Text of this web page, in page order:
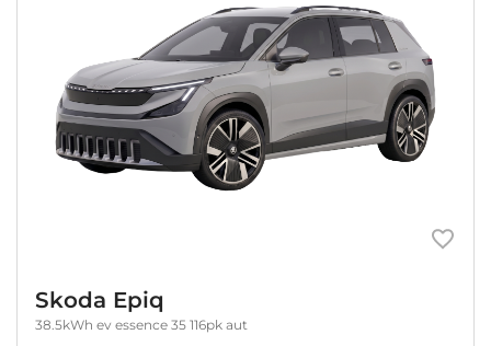
Skoda Epiq
38.5kWh ev essence 35 116pk aut